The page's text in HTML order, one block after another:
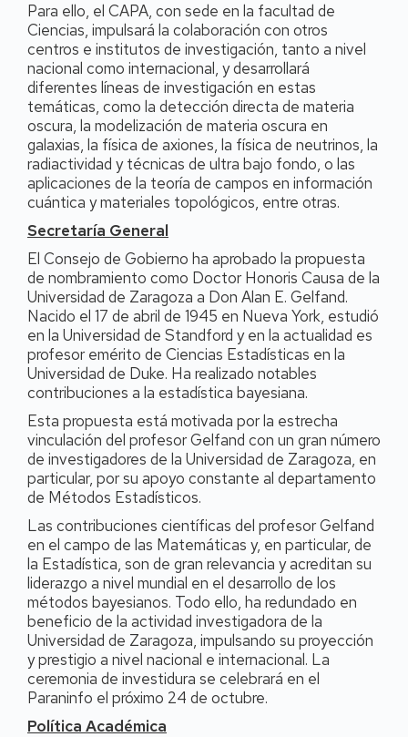
Para ello, el CAPA, con sede en la facultad de
Ciencias, impulsará la colaboración con otros
centros e institutos de investigación, tanto a nivel
nacional como internacional, y desarrollará
diferentes líneas de investigación en estas
temáticas, como la detección directa de materia
oscura, la modelización de materia oscura en
galaxias, la física de axiones, la física de neutrinos, la
radiactividad y técnicas de ultra bajo fondo, o las
aplicaciones de la teoría de campos en información
cuántica y materiales topológicos, entre otras.
Secretaría General
El Consejo de Gobierno ha aprobado la propuesta
de nombramiento como Doctor Honoris Causa de la
Universidad de Zaragoza a Don Alan E. Gelfand.
Nacido el 17 de abril de 1945 en Nueva York, estudió
en la Universidad de Standford y en la actualidad es
profesor emérito de Ciencias Estadísticas en la
Universidad de Duke. Ha realizado notables
contribuciones a la estadística bayesiana.
Esta propuesta está motivada por la estrecha
vinculación del profesor Gelfand con un gran número
de investigadores de la Universidad de Zaragoza, en
particular, por su apoyo constante al departamento
de Métodos Estadísticos.
Las contribuciones científicas del profesor Gelfand
en el campo de las Matemáticas y, en particular, de
la Estadística, son de gran relevancia y acreditan su
liderazgo a nivel mundial en el desarrollo de los
métodos bayesianos. Todo ello, ha redundado en
beneficio de la actividad investigadora de la
Universidad de Zaragoza, impulsando su proyección
y prestigio a nivel nacional e internacional. La
ceremonia de investidura se celebrará en el
Paraninfo el próximo 24 de octubre.
Política Académica